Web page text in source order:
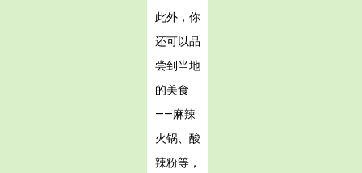
此外，你
还可以品
尝到当地
的美食
——麻辣
火锅、酸
辣粉等，